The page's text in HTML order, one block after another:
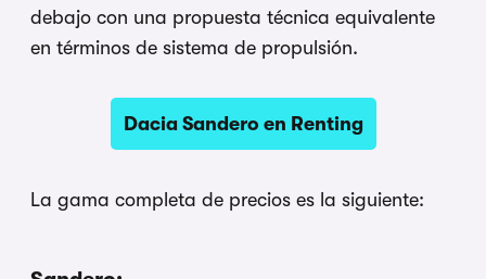
debajo con una propuesta técnica equivalente
en términos de sistema de propulsión.
Dacia Sandero en Renting
La gama completa de precios es la siguiente: